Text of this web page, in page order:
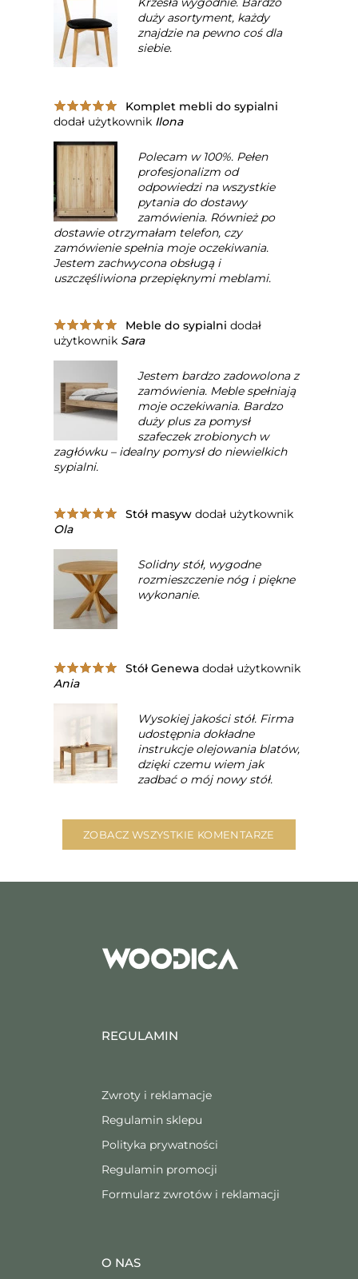
duży asortyment, każdy
znajdzie na pewno coś dla
siebie.
Komplet mebli do sypialni
dodał użytkownik Ilona
Polecam w 100%. Pełen
profesjonalizm od
odpowiedzi na wszystkie
pytania do dostawy
zamówienia. Również po
dostawie otrzymałam telefon, czy
zamówienie spełnia moje oczekiwania.
Jestem zachwycona obsługą i
uszczęśliwiona przepięknymi meblami.
Meble do sypialni dodał
użytkownik Sara
Jestem bardzo zadowolona z
zamówienia. Meble spełniają
moje oczekiwania. Bardzo
duży plus za pomysł
szafeczek zrobionych w
zagłówku – idealny pomysł do niewielkich
sypialni.
Stół masywdodał użytkownik
Ola
Solidny stół, wygodne
rozmieszczenie nóg i piękne
wykonanie.
Stół Genewadodał użytkownik
Ania
Wysokiej jakości stół. Firma
udostępnia dokładne
instrukcje olejowania blatów,
dzięki czemu wiem jak
zadbać o mój nowy stół.
ZOBACZ WSZYSTKIE KOMENTARZE
REGULAMIN
Zwroty i reklamacje
Regulamin sklepu
Polityka prywatności
Regulamin promocji
Formularz zwrotów i reklamacji
O NAS